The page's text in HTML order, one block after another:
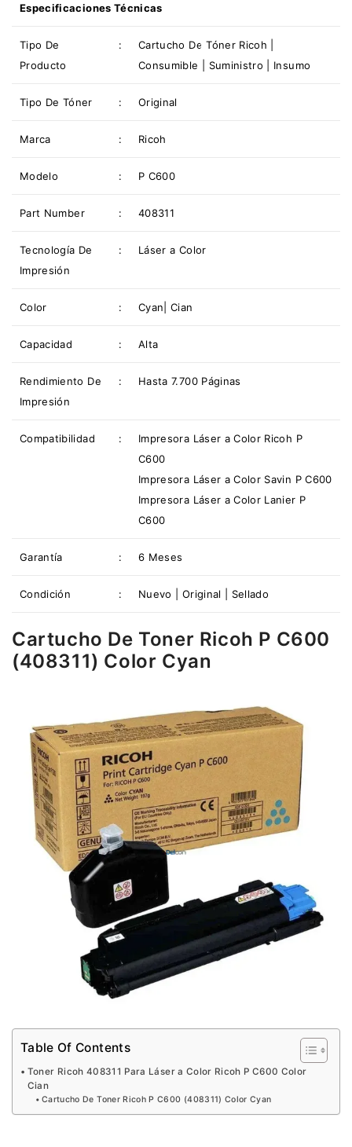
Especificaciones Técnicas
Tipo De
Producto
:
Cartucho De Tóner Ricoh |
Consumible | Suministro | Insumo
Tipo De Tóner : Original
Marca : Ricoh
Modelo : P C600
Part Number : 408311
Tecnología De
Impresión
: Láser a Color
Color : Cyan| Cian
Capacidad : Alta
Rendimiento De
Impresión
: Hasta 7.700 Páginas
Compatibilidad :
Impresora Láser a Color Ricoh P
C600
Impresora Láser a Color Savin P C600
Impresora Láser a Color Lanier P
C600
Garantía : 6 Meses
Condición : Nuevo | Original | Sellado
Cartucho De Toner Ricoh P C600
(408311) Color Cyan
Table Of Contents
Toner Ricoh 408311 Para Láser a Color Ricoh P C600 Color
Cian
Cartucho De Toner Ricoh P C600 (408311) Color Cyan